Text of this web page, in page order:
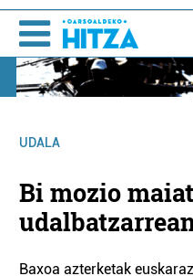
UDALA
Bi mozio
Baxoa azterketak